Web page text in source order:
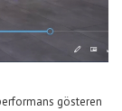
gösteren